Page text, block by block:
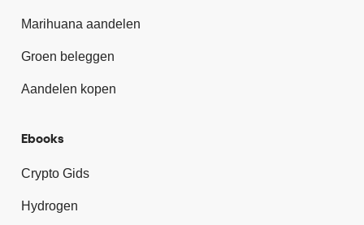
Marihuana aandelen
Groen beleggen
Aandelen kopen
Ebooks
Crypto Gids
Hydrogen